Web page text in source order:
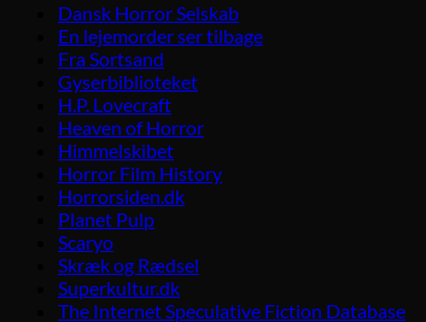
Dansk Horror Selskab
En lejemorder ser tilbage
Fra Sortsand
Gyserbiblioteket
H.P. Lovecraft
Heaven of Horror
Himmelskibet
Horror Film History
Horrorsiden.dk
Planet Pulp
Scaryo
Skræk og Rædsel
Superkultur.dk
The Internet Speculative Fiction Database